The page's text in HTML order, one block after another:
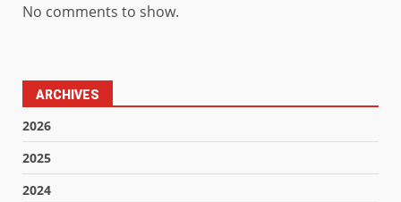
No comments to show.
ARCHIVES
2026
2025
2024